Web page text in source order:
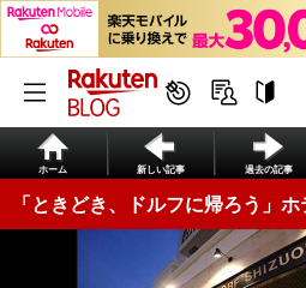
ホーム 新しい記事 過去の記事
「ときどき、ドルフに帰ろう」